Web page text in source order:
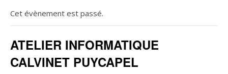
Cet évènement est passé.
ATELIER INFORMATIQUE
CALVINET PUYCAPEL